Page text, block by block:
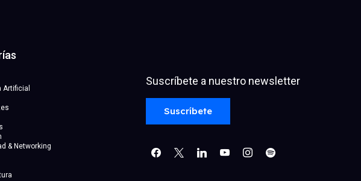
Artificial
& Networking
Suscríbete a nuestro newsletter
Suscríbete
facebook
x linkedinyoutubeinstagram
spotify